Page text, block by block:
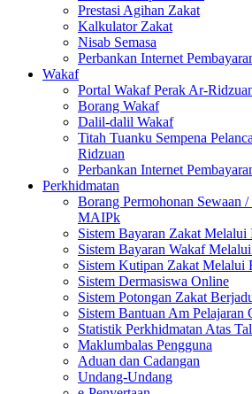
Prestasi Agihan Zakat
Kalkulator Zakat
Nisab Semasa
Perbankan Internet
Wakaf
Portal Wakaf Perak Ar-
Borang Wakaf
Dalil-dalil Wakaf
Titah Tuanku Sempena
Ridzuan
Perbankan Internet
Perkhidmatan
Borang Permohonan Sewaan
MAIPk
Sistem Bayaran Zakat Melalui
Sistem Bayaran Wakaf
Sistem Kutipan Zakat Melalui
Sistem Dermasiswa Online
Sistem Potongan Zakat
Sistem Bantuan Am Pelajaran
Statistik Perkhidmatan Atas
Maklumbalas Pengguna
Aduan dan Cadangan
Undang-Undang